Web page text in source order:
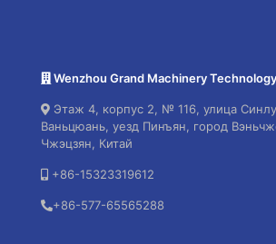
Wenzhou Grand Machinery
Этаж 4, корпус 2, № 116, улица
Ваньцюань, уезд Пинъян, город
Чжэцзян, Китай
+86-15323319612
+86-577-65565288